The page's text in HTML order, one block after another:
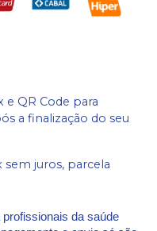
e QR Code para
a finalização do seu
sem juros, parcela
da saúde